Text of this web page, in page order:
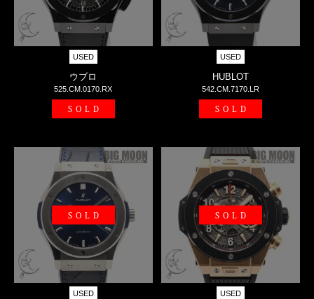
USED
ウブロ
525.CM.0170.RX
SOLD
USED
HUBLOT
542.CM.7170.LR
SOLD
SOLD
USED
SOLD
USED